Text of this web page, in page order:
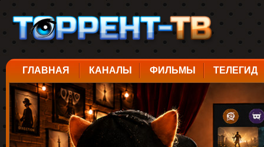
ГЛАВНАЯ КАНАЛЫ ФИЛЬМЫ ТЕЛЕГИД